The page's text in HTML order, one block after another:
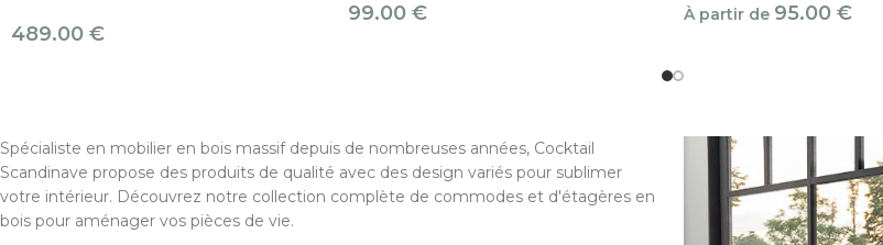
489.00 €
99.00 € À partir de 95.00 €
Spécialiste en mobilier en bois massif depuis de nombreuses années, Cocktail
Scandinave propose des produits de qualité avec des design variés pour sublimer
votre intérieur. Découvrez notre collection complète de commodes et d'étagères en
bois pour aménager vos pièces de vie.